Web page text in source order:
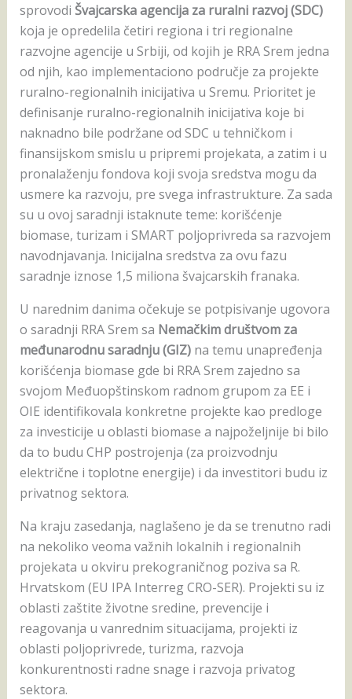
sprovodi Švajcarska agencija za ruralni razvoj (SDC)
koja je opredelila četiri regiona i tri regionalne
razvojne agencije u Srbiji, od kojih je RRA Srem jedna
od njih, kao implementaciono područje za projekte
ruralno-regionalnih inicijativa u Sremu. Prioritet je
definisanje ruralno-regionalnih inicijativa koje bi
naknadno bile podržane od SDC u tehničkom i
finansijskom smislu u pripremi projekata, a zatim i u
pronalaženju fondova koji svoja sredstva mogu da
usmere ka razvoju, pre svega infrastrukture. Za sada
su u ovoj saradnji istaknute teme: korišćenje
biomase, turizam i SMART poljoprivreda sa razvojem
navodnjavanja. Inicijalna sredstva za ovu fazu
saradnje iznose 1,5 miliona švajcarskih franaka.
U narednim danima očekuje se potpisivanje ugovora
o saradnji RRA Srem sa Nemačkim društvom za
međunarodnu saradnju (GIZ)na temu unapređenja
korišćenja biomase gde bi RRA Srem zajedno sa
svojom Međuopštinskom radnom grupom za EE i
OIE identifikovala konkretne projekte kao predloge
za investicije u oblasti biomase a najpoželjnije bi bilo
da to budu CHP postrojenja (za proizvodnju
električne i toplotne energije) i da investitori budu iz
privatnog sektora.
Na kraju zasedanja, naglašeno je da se trenutno radi
na nekoliko veoma važnih lokalnih i regionalnih
projekata u okviru prekograničnog poziva sa R.
Hrvatskom (EU IPA Interreg CRO-SER). Projekti su iz
oblasti zaštite životne sredine, prevencije i
reagovanja u vanrednim situacijama, projekti iz
oblasti poljoprivrede, turizma, razvoja
konkurentnosti radne snage i razvoja privatog
sektora.